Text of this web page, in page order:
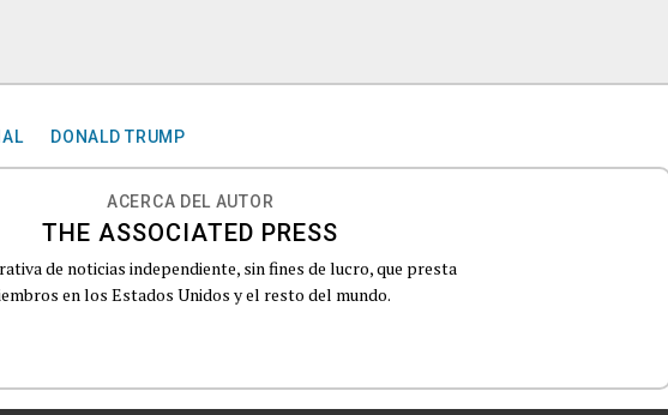
DONALD TRUMP
ACERCA DEL AUTOR
THE ASSOCIATED PRESS
de noticias independiente, sin fines de lucro, que presta
en los Estados Unidos y el resto del mundo.